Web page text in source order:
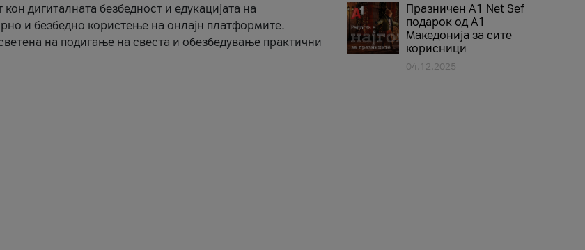
дигиталната безбедност и едукацијата на
и безбедно користење на онлајн платформите.
на подигање на свеста и обезбедување практични
Празничен A1 Net Sеf
подарок од А1
Македонија за сите
корисници
04.12.2025